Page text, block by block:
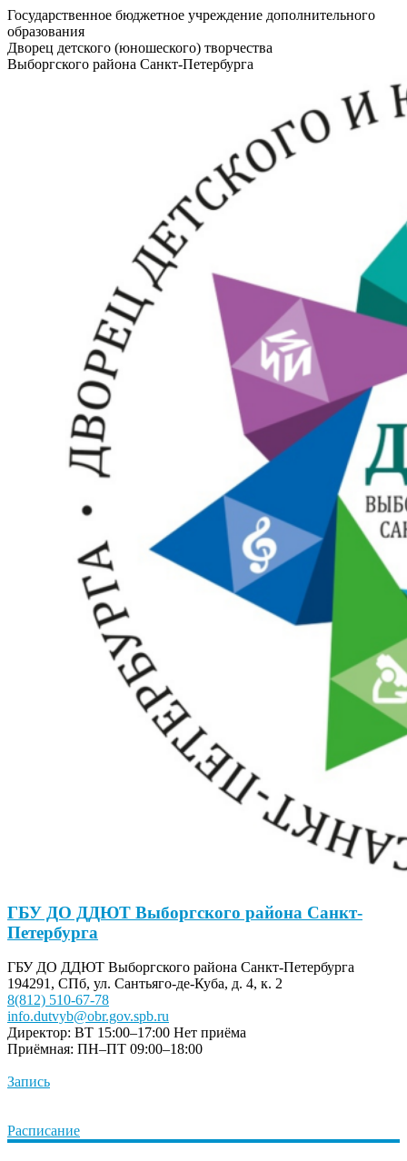
Государственное бюджетное учреждение дополнительного
образования
Дворец детского (юношеского) творчества
Выборгского района Санкт-Петербурга
ГБУ ДО ДДЮТ Выборгского района Санкт-
Петербурга
ГБУ ДО ДДЮТ Выборгского района Санкт-Петербурга
194291, СПб, ул. Сантьяго-де-Куба, д. 4, к. 2
8(812) 510-67-78
info.dutvyb@obr.gov.spb.ru
Директор: ВТ 15:00–17:00 Нет приёма
Приёмная: ПН–ПТ 09:00–18:00
Запись
Расписание